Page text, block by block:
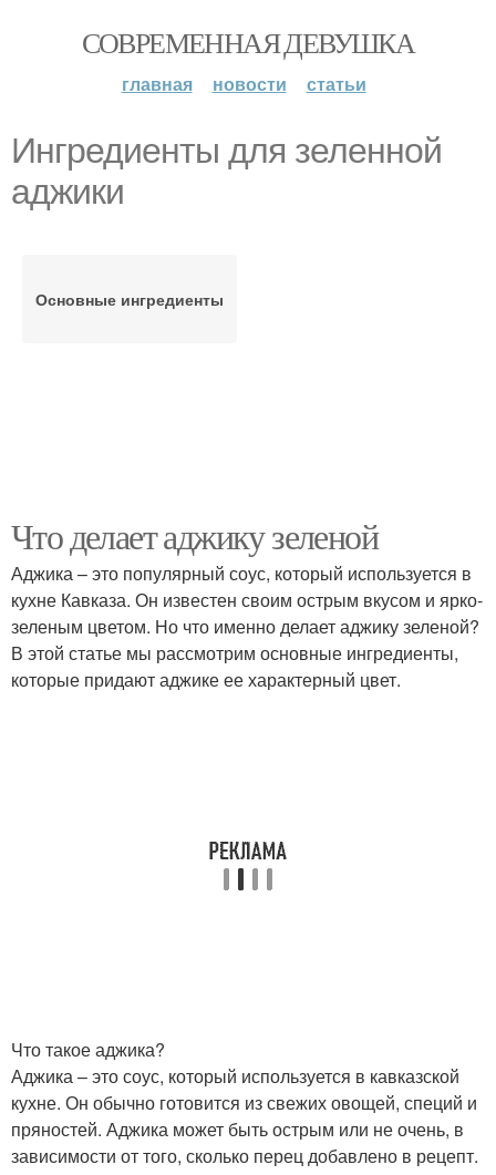
СОВРЕМЕННАЯ ДЕВУШКА
главная новости статьи
Ингредиенты для зеленной
аджики
Основные ингредиенты
Что делает аджику зеленой
Аджика – это популярный соус, который используется в
кухне Кавказа. Он известен своим острым вкусом и ярко-
зеленым цветом. Но что именно делает аджику зеленой?
В этой статье мы рассмотрим основные ингредиенты,
которые придают аджике ее характерный цвет.
Что такое аджика?
Аджика – это соус, который используется в кавказской
кухне. Он обычно готовится из свежих овощей, специй и
пряностей. Аджика может быть острым или не очень, в
зависимости от того, сколько перец добавлено в рецепт.